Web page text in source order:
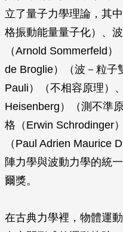
立了量子力學理論，其
格振動能量量子化）、
（Arnold Sommerfeld
de Broglie）（波－粒子
Pauli）（不相容原理）
Heisenberg）（測不準
格（Erwin Schrodinger
（Paul Adrien Maurice
陣力學與波動力學的統
爾獎。
在古典力學裡，物體運